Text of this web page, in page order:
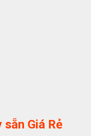
Giá Rẻ